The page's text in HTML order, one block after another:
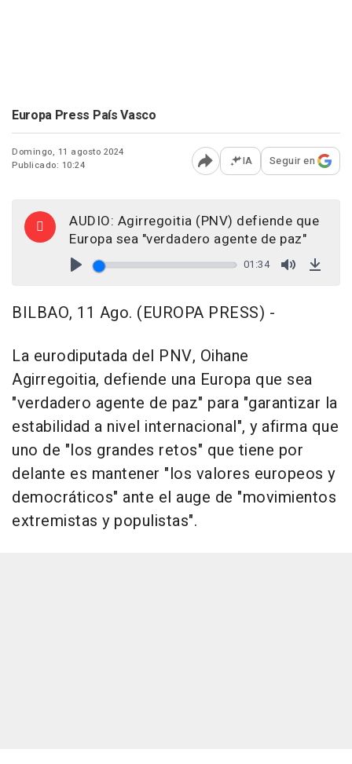
Europa Press País Vasco
Domingo, 11 agosto 2024
Publicado: 10:24
Abrir opciones para
IA Seguir en
AUDIO: Agirregoitia (PNV) defiende que
Europa sea "verdadero agente de paz"
01:34
BILBAO, 11 Ago. (EUROPA PRESS) -
La eurodiputada del PNV, Oihane
Agirregoitia, defiende una Europa que sea
"verdadero agente de paz" para "garantizar la
estabilidad a nivel internacional", y afirma que
uno de "los grandes retos" que tiene por
delante es mantener "los valores europeos y
democráticos" ante el auge de "movimientos
extremistas y populistas".